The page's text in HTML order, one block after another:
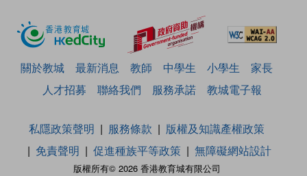
關於教城 最新消息 教師 中學生 小學生
家長
人才招募
聯絡我們 服務承諾 教城電子報
版權所有© 2026 香港教育城有限公司
私隱政策聲明 服務條款
版權及知識產權政策
免責聲明
促進種族平等政策 無障礙網站設計